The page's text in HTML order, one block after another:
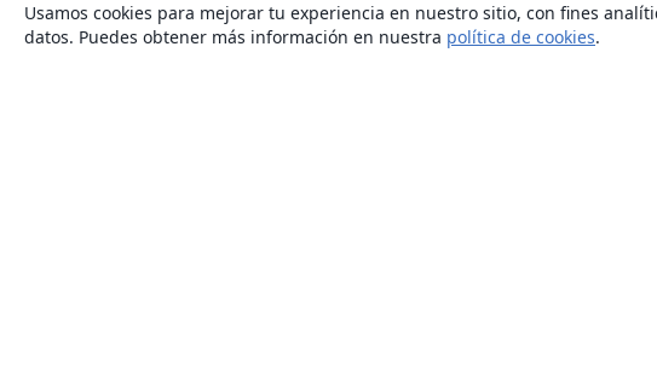
Usamos cookies para mejorar tu experiencia en nuestro sitio, con fines
datos. Puedes obtener más información en nuestra política de cookies.